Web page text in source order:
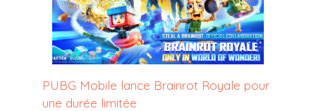
PUBG Mobile lance Brainrot Royale pour
une durée limitée